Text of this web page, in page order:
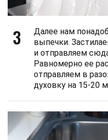
3
Далее нам
выпечки.
и отправляем
Равномерно ее
отправляем в
духовку на 15-20